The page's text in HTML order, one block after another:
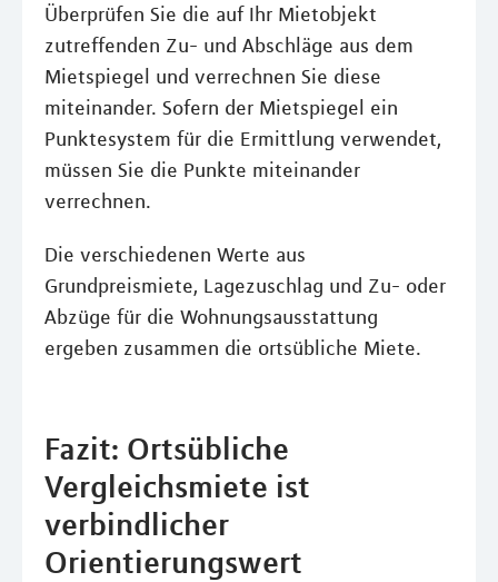
Überprüfen Sie die auf Ihr Mietobjekt
zutreffenden Zu- und Abschläge aus dem
Mietspiegel und verrechnen Sie diese
miteinander. Sofern der Mietspiegel ein
Punktesystem für die Ermittlung verwendet,
müssen Sie die Punkte miteinander
verrechnen.
Die verschiedenen Werte aus
Grundpreismiete, Lagezuschlag und Zu- oder
Abzüge für die Wohnungsausstattung
ergeben zusammen die ortsübliche Miete.
Fazit: Ortsübliche
Vergleichsmiete ist
verbindlicher
Orientierungswert